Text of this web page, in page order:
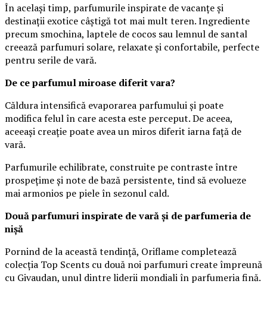
În același timp, parfumurile inspirate de vacanțe și
destinații exotice câștigă tot mai mult teren. Ingrediente
precum smochina, laptele de cocos sau lemnul de santal
creează parfumuri solare, relaxate și confortabile, perfecte
pentru serile de vară.
De ce parfumul miroase diferit vara?
Căldura intensifică evaporarea parfumului și poate
modifica felul în care acesta este perceput. De aceea,
aceeași creație poate avea un miros diferit iarna față de
vară.
Parfumurile echilibrate, construite pe contraste între
prospețime și note de bază persistente, tind să evolueze
mai armonios pe piele în sezonul cald.
Două parfumuri inspirate de vară și de parfumeria de
nișă
Pornind de la această tendință, Oriflame completează
colecția Top Scents cu două noi parfumuri create împreună
cu Givaudan, unul dintre liderii mondiali în parfumeria fină.